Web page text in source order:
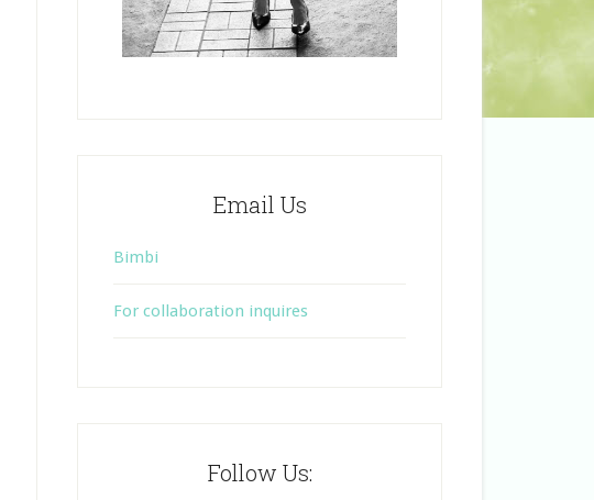
Email Us
Bimbi
For collaboration inquires
Follow Us: